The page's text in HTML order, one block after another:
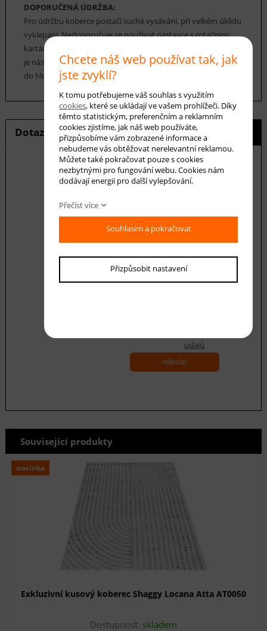
DOPORUČENÁ ÚDRŽBA:
Pro údržbu koberce postačí suché vysávání, při velkém úklidu
vyklepání. Nedoporučuje se používat nástavce s rotačními
kartáči, jenž by mohly koberec nenávratně poškodit. Vhodný
je nástavec na čalounění, díky němuž se dostanete opravdu
do hloubky. Vysávání by mělo probíhat všemi směry.
Dotaz na produkt Hlídání ceny
údajů
odeslat
Související produkty
novinka
Exkluzivní kusový koberec Shaggy Locana Atta AT0050
Dostupnost: skladem
Chcete náš web používat tak, jak
jste zvyklí?
K tomu potřebujeme váš souhlas s využitím
cookies, které se ukládají ve vašem prohlížeči. Díky
těmto statistickým, preferenčním a reklamním
cookies zjistíme, jak náš web používáte,
přizpůsobíme vám zobrazené informace a
nebudeme vás obtěžovat nerelevantní reklamou.
Můžete také pokračovat pouze s cookies
nezbytnými pro fungování webu. Cookies nám
dodávají energii pro další vylepšování.
Přečíst více
Souhlasím a pokračovat
Přizpůsobit nastavení